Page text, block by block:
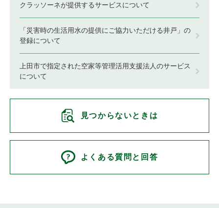
クラッソーネが提供するサービスについて
「災害時の生活用水の提供にご協力いただける井戸」の
登録について
上田市で指定された空家等管理活用支援法人のサービス
について
見つからないときは
よくある質問と回答